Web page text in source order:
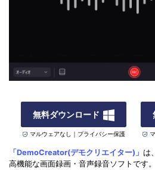
無料ダウンロード
マルウェアなし｜プライバシー保護
「DemoCreator(デモクリエイター)」 は
高機能な画面録画・音声録音ソフトです。